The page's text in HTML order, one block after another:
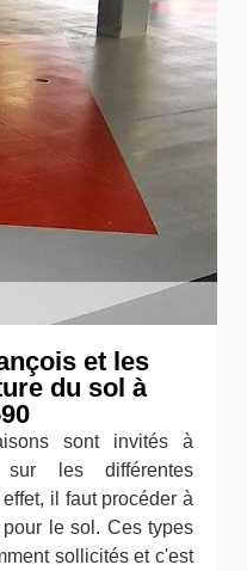
et les
du sol à
sont invités à
les différentes
il faut procéder à
le sol. Ces types
sollicités et c'est